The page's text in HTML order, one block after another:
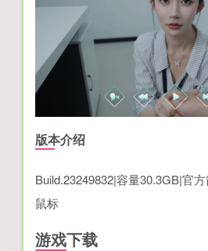
版本介绍
Build.23249832|容量30.3GB|官
鼠标
游戏下载